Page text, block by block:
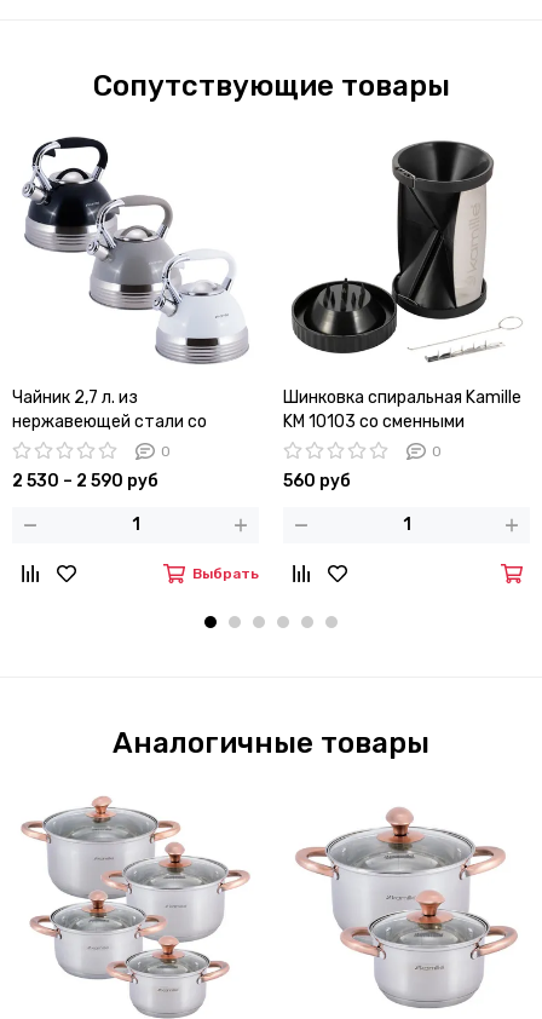
Сопутствующие товары
Чайник 2,7 л. из
нержавеющей стали со
свистком Kamille KM-0696
0
2 530 – 2 590 руб
Выбрать
Шинковка спиральная Kamille
KM 10103 со сменными
лезвиями
0
560 руб
Аналогичные товары